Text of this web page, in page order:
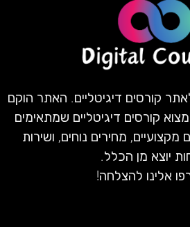
קורסים דיגיטליים. האתר הוקם
קורסים דיגיטליים שמתאימים
מחירים נוחים, ושירות
יוצא מן הכלל.
אלינו להצלחה!